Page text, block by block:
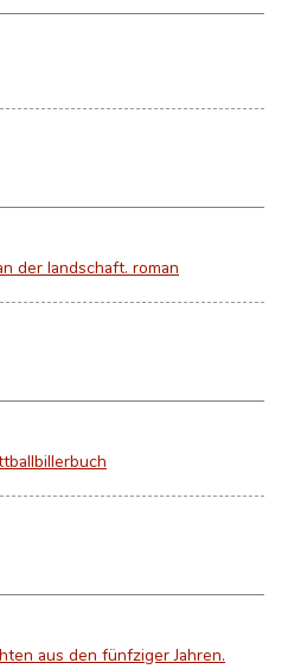
der landschaft. roman
aus den fünfziger Jahren.